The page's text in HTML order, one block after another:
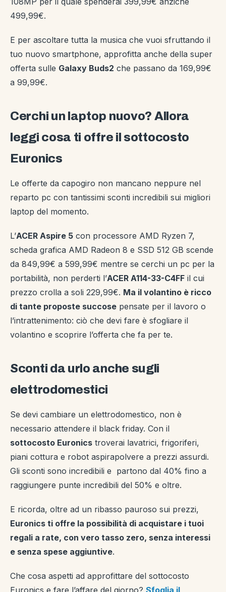
499,99€.
E per ascoltare tutta la musica che vuoi sfruttando il
tuo nuovo smartphone, approfitta anche della super
offerta sulle Galaxy Buds2 che passano da 169,99€
a 99,99€.
Cerchi un laptop nuovo? Allora
leggi cosa ti offre il sottocosto
Euronics
Le offerte da capogiro non mancano neppure nel
reparto pc con tantissimi sconti incredibili sui migliori
laptop del momento.
L’ACER Aspire 5 con processore AMD Ryzen 7,
scheda grafica AMD Radeon 8 e SSD 512 GB scende
da 849,99€ a 599,99€ mentre se cerchi un pc per la
portabilità, non perderti l’ACER A114-33-C4FF il cui
prezzo crolla a soli 229,99€. Ma il volantino è ricco
di tante proposte succose pensate per il lavoro o
l’intrattenimento: ciò che devi fare è sfogliare il
volantino e scoprire l’offerta che fa per te.
Sconti da urlo anche sugli
elettrodomestici
Se devi cambiare un elettrodomestico, non è
necessario attendere il black friday. Con il
sottocosto Euronics troverai lavatrici, frigoriferi,
piani cottura e robot aspirapolvere a prezzi assurdi.
Gli sconti sono incredibili e partono dal 40% fino a
raggiungere punte incredibili del 50% e oltre.
E ricorda, oltre ad un ribasso pauroso sui prezzi,
Euronics ti offre la possibilità di acquistare i tuoi
regali a rate, con vero tasso zero, senza interessi
e senza spese aggiuntive.
Che cosa aspetti ad approfittare del sottocosto
Euronics e fare l’affare del giorno? Sfoglia il